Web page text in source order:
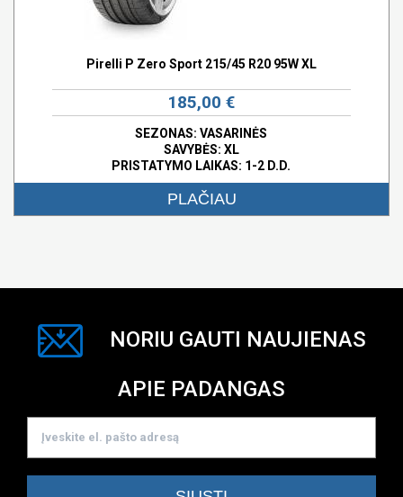
Pirelli P Zero Sport 215/45 R20 95W XL
185,00 €
SEZONAS: VASARINĖS
SAVYBĖS: XL
PRISTATYMO LAIKAS: 1-2 D.D.
PLAČIAU
NORIU GAUTI NAUJIENAS
APIE PADANGAS